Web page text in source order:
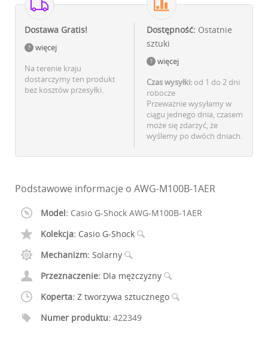
Dostawa Gratis!
więcej
Na terenie kraju
dostarczymy ten produkt
bez kosztów przesyłki.
Dostępność: Ostatnie
sztuki
więcej
Czas wysyłki: od 1 do 2 dni
robocze
Przeważnie wysyłamy w
ciągu jednego dnia, czasem
może się zdarzyć, że
wyślemy po dwóch dniach.
Podstawowe informacje o AWG-M100B-1AER
Model: Casio G-Shock AWG-M100B-1AER
Kolekcja: Casio G-Shock
Mechanizm: Solarny
Przeznaczenie: Dla mężczyzny
Koperta: Z tworzywa sztucznego
Numer produktu: 422349